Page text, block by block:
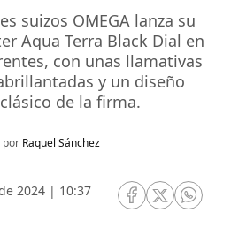
suizos OMEGA lanza su
Aqua Terra Black Dial en
con unas llamativas
y un diseño
de la firma.
por Raquel Sánchez
2024 | 10:37
RRSS Facebook
RRSSRRSS